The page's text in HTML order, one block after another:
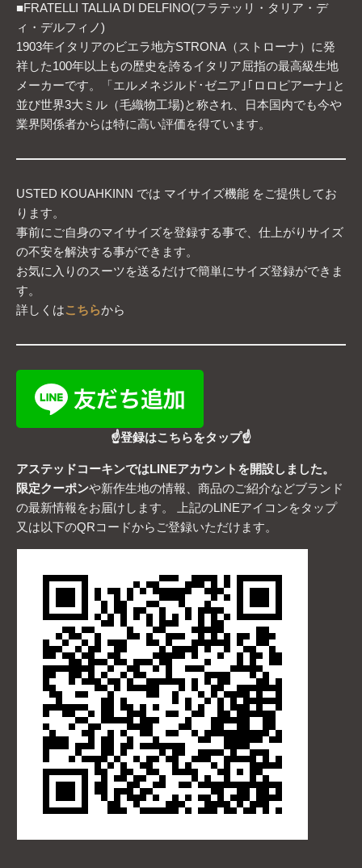
■FRATELLI TALLIA DI DELFINO(フラテッリ・タリア・デ
ィ・デルフィノ)
1903年イタリアのビエラ地方STRONA（ストローナ）に発
祥した100年以上もの歴史を誇るイタリア屈指の最高級生地
メーカーです。「エルメネジルド･ゼニア｣｢ロロピアーナ｣と
並び世界3大ミル（毛織物工場)と称され、日本国内でも今や
業界関係者からは特に高い評価を得ています。
USTED KOUAHKINN では マイサイズ機能 をご提供してお
ります。
事前にご自身のマイサイズを登録する事で、仕上がりサイズ
の不安を解決する事ができます。
お気に入りのスーツを送るだけで簡単にサイズ登録ができま
す。
詳しくはこちらから
☝登録はこちらをタップ☝
アステッドコーキンではLINEアカウントを開設しました。
限定クーポンや新作生地の情報、商品のご紹介などブランド
の最新情報をお届けします。 上記のLINEアイコンをタップ
又は以下のQRコードからご登録いただけます。